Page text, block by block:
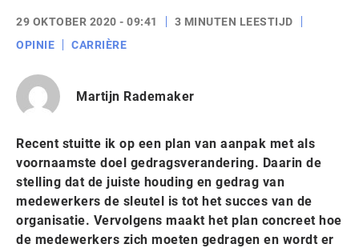
29 OKTOBER 2020 - 09:41
3 MINUTEN LEESTIJD
OPINIE
CARRIÈRE
Martijn Rademaker
Recent stuitte ik op een plan van aanpak met als
voornaamste doel gedragsverandering. Daarin de
stelling dat de juiste houding en gedrag van
medewerkers de sleutel is tot het succes van de
organisatie. Vervolgens maakt het plan concreet hoe
de medewerkers zich moeten gedragen en wordt er